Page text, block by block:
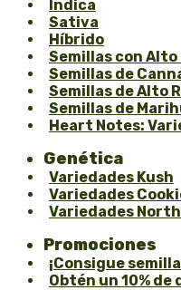
Índica
Sativa
Híbrido
Semillas con Alto
Semillas de
Semillas de Alto
Semillas de
Heart Notes:
Genética
Variedades Kush
Variedades
Variedades
Promociones
¡Consigue
Obtén un 10%